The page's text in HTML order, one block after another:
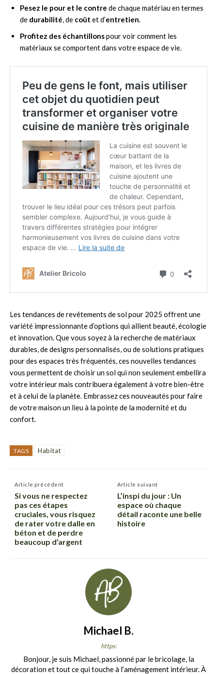
Pesez le pour et le contre de chaque matériau en termes
de durabilité, de coût et d’entretien.
Profitez des échantillonspour voir comment les
matériaux se comportent dans votre espace de vie.
Les tendances de revêtements de sol pour 2025 offrent une
variété impressionnante d’options qui allient beauté, écologie
et innovation. Que vous soyez à la recherche de matériaux
durables, de designs personnalisés, ou de solutions pratiques
pour des espaces très fréquentés, ces nouvelles tendances
vous permettent de choisir un sol qui non seulement embellira
votre intérieur mais contribuera également à votre bien-être
et à celui de la planète. Embrassez ces nouveautés pour faire
de votre maison un lieu à la pointe de la modernité et du
confort.
TAGS Habitat
Article précédent
Si vous ne respectez
pas ces étapes
cruciales, vous risquez
de rater votre dalle en
béton et de perdre
beaucoup d’argent
Article suivant
L’inspi du jour : Un
espace où chaque
détail raconte une belle
histoire
Michael B.
https:
Bonjour, je suis Michael, passionné par le bricolage, la
décoration et tout ce qui touche à l’aménagement intérieur. À